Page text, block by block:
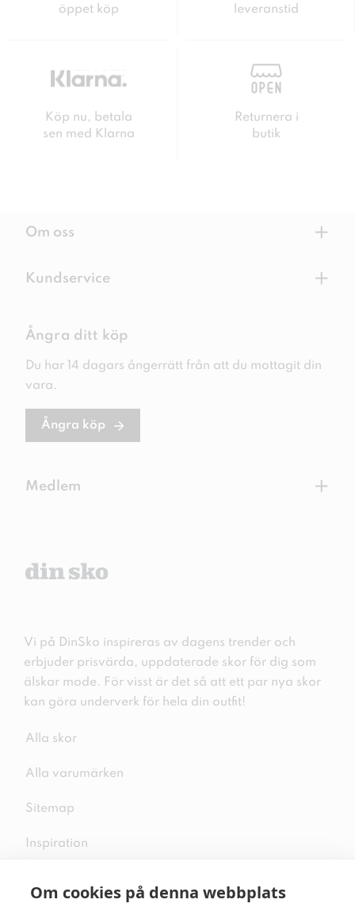
Om cookies på denna webbplats
öppet köp
leveranstid
Köp nu, betala
sen med Klarna
Returnera i
butik
Om oss +
Kundservice +
Ångra ditt köp
Du har 14 dagars ångerrätt från att du mottagit din
vara.
Ångra köp
Medlem +
Vi på DinSko inspireras av dagens trender och
erbjuder prisvärda, uppdaterade skor för dig som
älskar mode. För visst är det så att ett par nya skor
kan göra underverk för hela din outfit!
Alla skor
Alla varumärken
Sitemap
Inspiration